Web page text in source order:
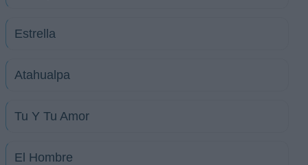
Estrella
Atahualpa
Tu Y Tu Amor
El Hombre